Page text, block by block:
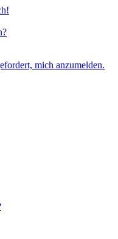
mich anzumelden.